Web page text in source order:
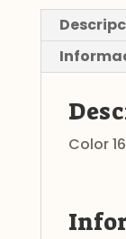
Color